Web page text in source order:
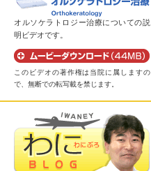
オルソケラトロジー治療についての説
明ビデオです。
このビデオの著作権は当院に属しますの
で、無断での転写載を禁じます。